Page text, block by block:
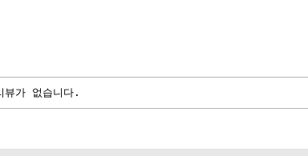
뷰가 없습니다.